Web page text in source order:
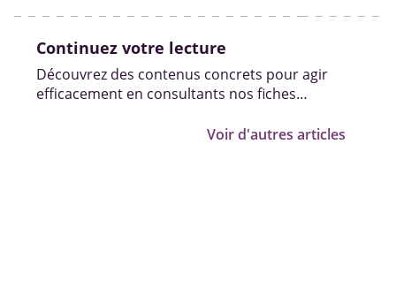
Continuez votre lecture
Découvrez des contenus concrets pour agir
efficacement en consultants nos fiches
Voir d'autres articles